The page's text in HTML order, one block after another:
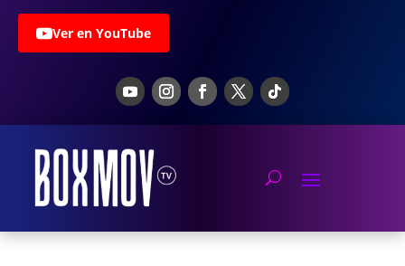
Ver en YouTube